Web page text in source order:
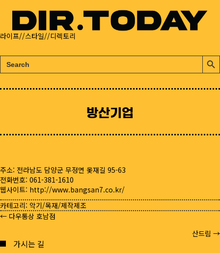
라이프//스타일//디렉토리
검
색:
검
색
튼
방산기업
주소: 전라남도 담양군 무정면 옻재길 95-63
전화번호: 061-381-1610
웹사이트: http://www.bangsan7.co.kr/
카테고리: 악기/목재/제작제조
Posts
navigation
← 다우통상 호남점
산드림 →
가시는 길